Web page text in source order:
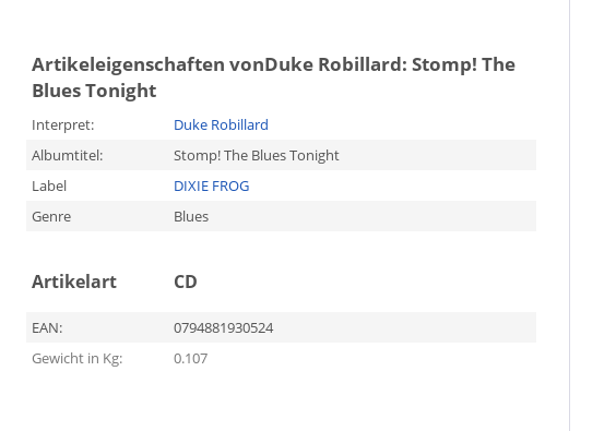
Artikeleigenschaften vonDuke Robillard: Stomp! The
Blues Tonight
Interpret:
Duke Robillard
Albumtitel:
Stomp! The Blues Tonight
Label
DIXIE FROG
Genre
Blues
Artikelart CD
EAN:
0794881930524
Gewicht in Kg:
0.107